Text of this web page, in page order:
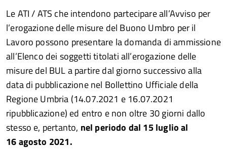
Le ATI / ATS che intendono partecipare all’Avviso per
l’erogazione delle misure del Buono Umbro per il
Lavoro possono presentare la domanda di ammissione
all’Elenco dei soggetti titolati all’erogazione delle
misure del BUL a partire dal giorno successivo alla
data di pubblicazione nel Bollettino Ufficiale della
Regione Umbria (14.07.2021 e 16.07.2021
ripubblicazione) ed entro e non oltre 30 giorni dallo
stesso e, pertanto, nel periodo dal 15 luglio al
16 agosto 2021.